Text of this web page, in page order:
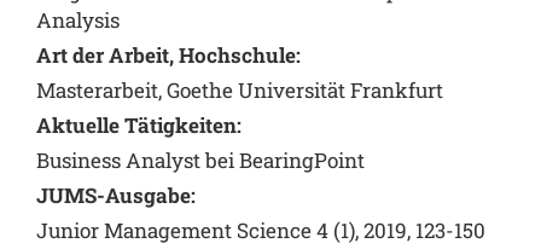
Analysis
Art der Arbeit, Hochschule:
Masterarbeit, Goethe Universität Frankfurt
Aktuelle Tätigkeiten:
Business Analyst bei BearingPoint
JUMS-Ausgabe:
Junior Management Science 4 (1), 2019, 123-150